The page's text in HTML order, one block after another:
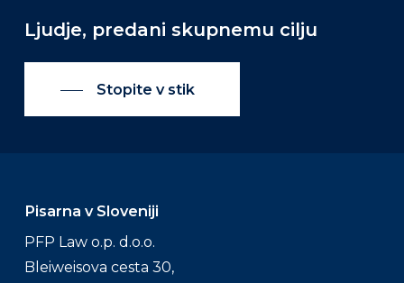
Ljudje, predani skupnemu cilju
Stopite v stik
Pisarna v Sloveniji
PFP Law o.p. d.o.o.
Bleiweisova cesta 30,